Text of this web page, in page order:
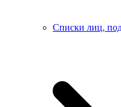
Списки лиц,